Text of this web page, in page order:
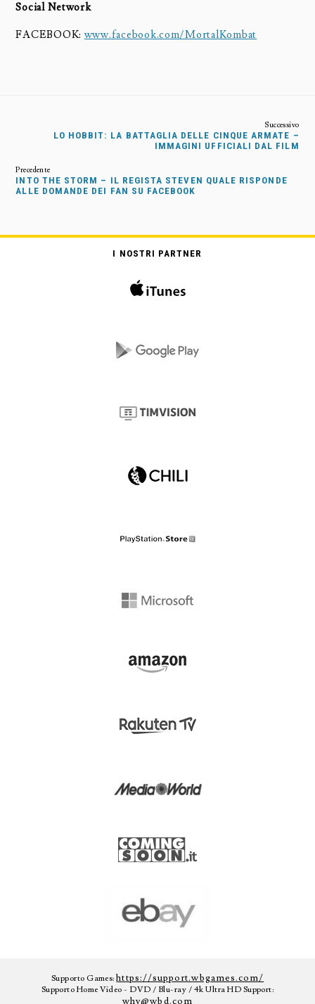
Social Network
FACEBOOK:www.facebook.com/MortalKombat
LO HOBBIT: LA BATTAGLIA DELLE CINQUE ARMATE –
IMMAGINI UFFICIALI DAL FILM
INTO THE STORM – IL REGISTA STEVEN QUALE RISPONDE
ALLE DOMANDE DEI FAN SU FACEBOOK
I NOSTRI PARTNER
Supporto Games:https://support.wbgames.com/
Supporto Home Video - DVD / Blu-ray / 4k Ultra HD Support: